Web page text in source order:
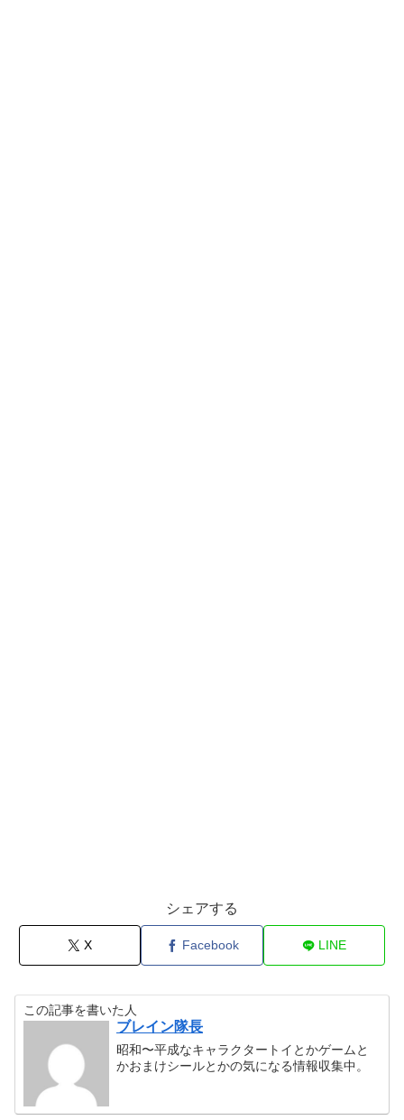
シェアする
X Facebook LINE
この記事を書いた人
ブレイン隊長
昭和〜平成なキャラクタートイとかゲームと
かおまけシールとかの気になる情報収集中。